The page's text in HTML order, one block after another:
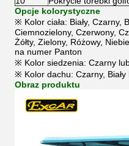
Opcje kolorystyczne
※ Kolor ciała: Biały, Czarny,
Ciemnozielony, Czerwony,
Żółty, Zielony, Różowy,
na numer Panton
※ Kolor siedzenia: Czarny
※ Kolor dachu: Czarny, Biały
Obraz produktu